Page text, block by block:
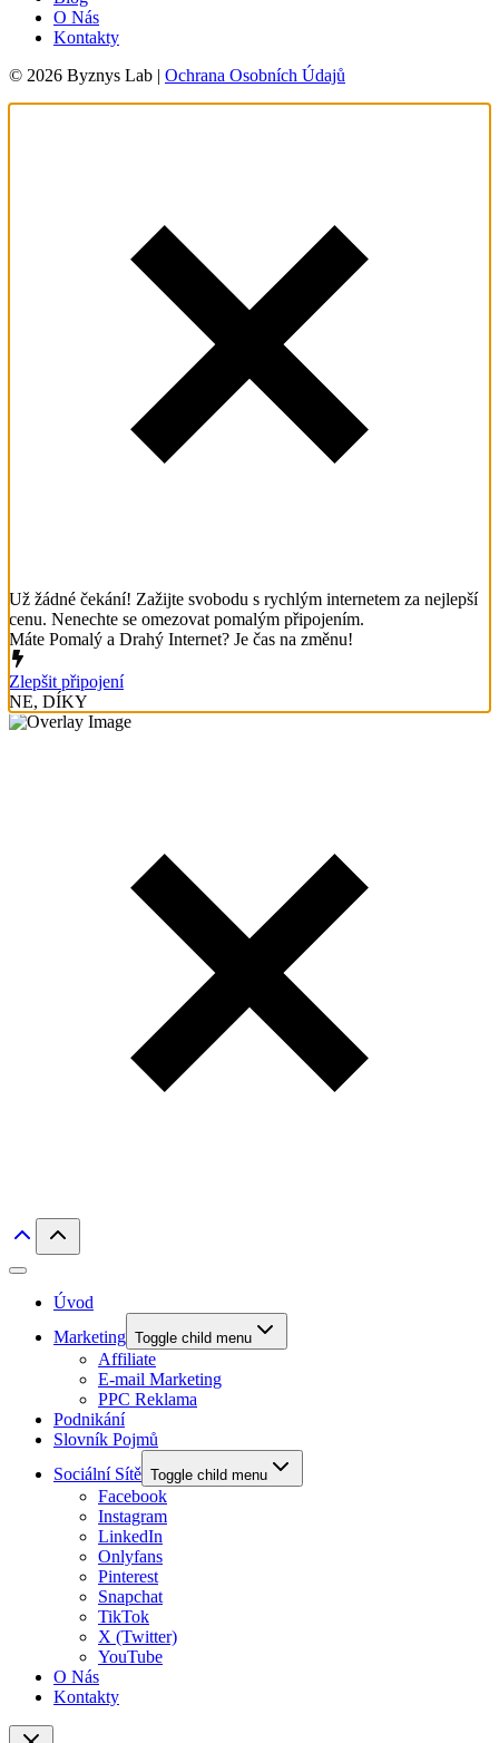
O Nás
Kontakty
© 2026 Byznys Lab | Ochrana Osobních Údajů
Už žádné čekání! Zažijte svobodu s rychlým internetem za nejlepší
cenu. Nenechte se omezovat pomalým připojením.
Máte Pomalý a Drahý Internet? Je čas na změnu!
Zlepšit připojení
NE, DÍKY
Úvod
Marketing Toggle child menu
Affiliate
E-mail Marketing
PPC Reklama
Podnikání
Slovník Pojmů
Sociální Sítě Toggle child menu
Facebook
Instagram
LinkedIn
Onlyfans
Pinterest
Snapchat
TikTok
X (Twitter)
YouTube
O Nás
Kontakty